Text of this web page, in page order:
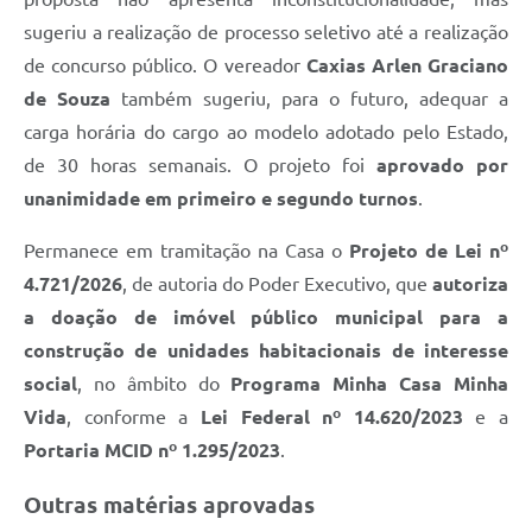
sugeriu a realização de processo seletivo até a realização
de concurso público. O vereador Caxias Arlen Graciano
de Souza também sugeriu, para o futuro, adequar a
carga horária do cargo ao modelo adotado pelo Estado,
de 30 horas semanais. O projeto foiaprovado por
unanimidade em primeiro e segundo turnos.
Permanece em tramitação na Casa o Projeto de Lei nº
4.721/2026, de autoria do Poder Executivo, que autoriza
a doação de imóvel público municipal para a
construção de unidades habitacionais de interesse
social, no âmbito do Programa Minha Casa Minha
Vida, conforme a Lei Federal nº 14.620/2023 e a
Portaria MCID nº 1.295/2023.
Outras matérias aprovadas